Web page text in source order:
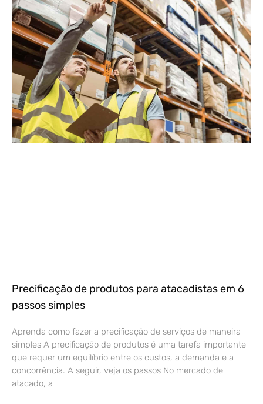
Precificação de produtos para atacadistas em 6
passos simples
Aprenda como fazer a precificação de serviços de maneira
simples A precificação de produtos é uma tarefa importante
que requer um equilíbrio entre os custos, a demanda e a
concorrência. A seguir, veja os passos No mercado de
atacado, a